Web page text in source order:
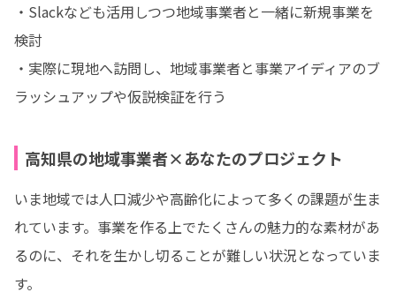
・Slackなども活用しつつ地域事業者と一緒に新規事業を
検討
・実際に現地へ訪問し、地域事業者と事業アイディアのブ
ラッシュアップや仮説検証を行う
高知県の地域事業者×あなたのプロジェクト
いま地域では人口減少や高齢化によって多くの課題が生ま
れています。事業を作る上でたくさんの魅力的な素材があ
るのに、それを生かし切ることが難しい状況となっていま
す。